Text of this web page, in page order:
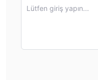
Lütfen giriş yapın...